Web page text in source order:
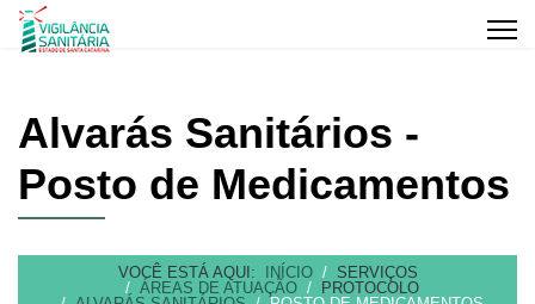
Alvarás Sanitários -
Posto de Medicamentos
VOCÊ ESTÁ AQUI: INÍCIO
SERVIÇOS
ÁREAS DE ATUAÇÃO
PROTOCOLO